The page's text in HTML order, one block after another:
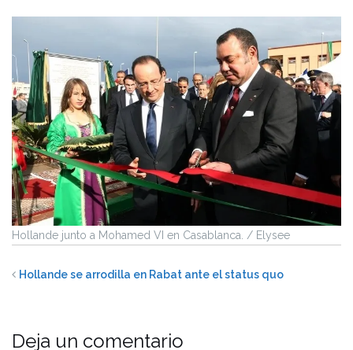
Hollande junto a Mohamed VI en Casablanca. / Elysee
Hollande se arrodilla en Rabat ante el status quo
Deja un comentario